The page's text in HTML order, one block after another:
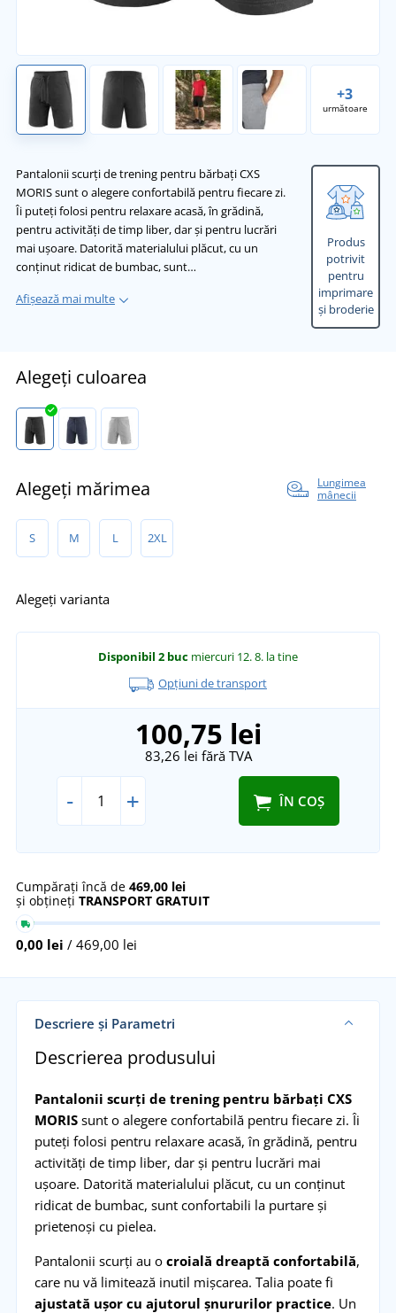
+3
următoare
Pantalonii scurți de trening pentru bărbați CXS
MORIS sunt o alegere confortabilă pentru fiecare zi.
Îi puteți folosi pentru relaxare acasă, în grădină,
pentru activități de timp liber, dar și pentru lucrări
mai ușoare. Datorită materialului plăcut, cu un
conținut ridicat de bumbac, sunt…
Afișează mai multe
Produs
potrivit
pentru
imprimare
și broderie
Alegeți culoarea
Alegeți mărimea
Lungimea
mânecii
S M L 2XL
Alegeți varianta
Disponibil 2 buc miercuri 12. 8. la tine
Opțiuni de transport
100,75 lei
83,26 lei fără TVA
- + ÎN COȘ
Cumpărați încă de 469,00 lei
și obțineți TRANSPORT GRATUIT
0,00 lei / 469,00 lei
Descriere și Parametri
Descrierea produsului
Pantalonii scurți de trening pentru bărbați CXS
MORISsunt o alegere confortabilă pentru fiecare zi. Îi
puteți folosi pentru relaxare acasă, în grădină, pentru
activități de timp liber, dar și pentru lucrări mai
ușoare. Datorită materialului plăcut, cu un conținut
ridicat de bumbac, sunt confortabili la purtare și
prietenoși cu pielea.
Pantalonii scurți au o croială dreaptă confortabilă,
care nu vă limitează inutil mișcarea. Talia poate fi
ajustată ușor cu ajutorul șnururilor practice. Un